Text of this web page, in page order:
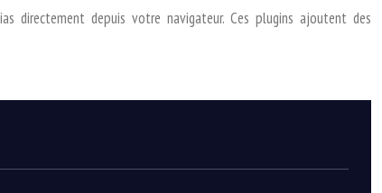
directement depuis votre navigateur. Ces plugins ajoutent des